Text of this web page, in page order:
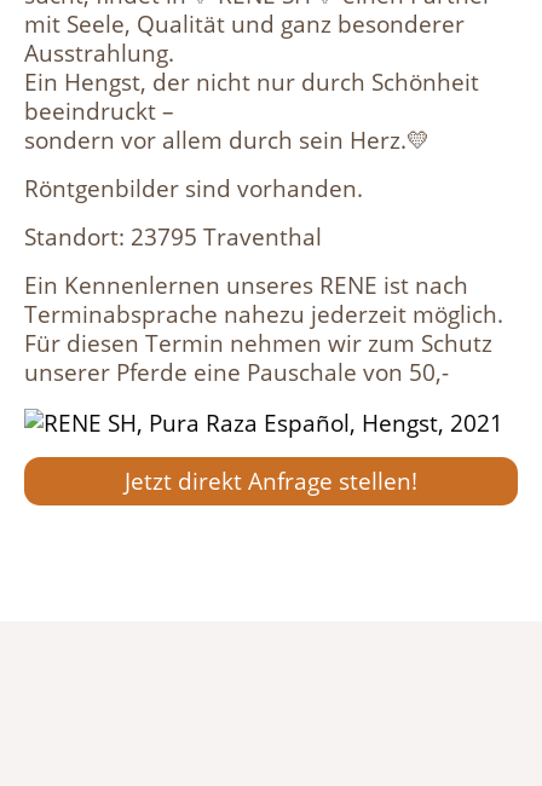
mit Seele, Qualität und ganz besonderer
Ausstrahlung.
Ein Hengst, der nicht nur durch Schönheit
beeindruckt –
sondern vor allem durch sein Herz.💛
Röntgenbilder sind vorhanden.
Standort: 23795 Traventhal
Ein Kennenlernen unseres RENE ist nach
Terminabsprache nahezu jederzeit möglich.
Für diesen Termin nehmen wir zum Schutz
unserer Pferde eine Pauschale von 50,-
Jetzt direkt Anfrage stellen!